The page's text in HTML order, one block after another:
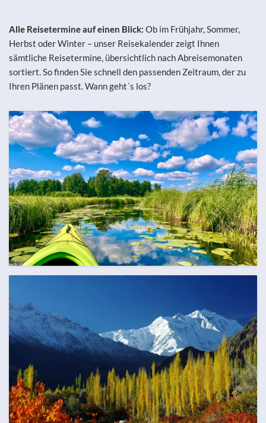
Alle Reisetermine auf einen Blick: Ob im Frühjahr, Sommer,
Herbst oder Winter – unser Reisekalender zeigt Ihnen
sämtliche Reisetermine, übersichtlich nach Abreisemonaten
sortiert. So finden Sie schnell den passenden Zeitraum, der zu
Ihren Plänen passt. Wann geht´s los?